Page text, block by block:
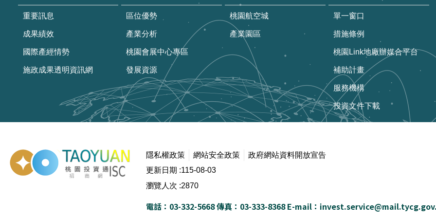
重要訊息
成果績效
國際產經情勢
施政成果透明資訊網
區位優勢
產業分析
桃園會展中心專區
發展資源
桃園航空城
產業園區
單一窗口
措施條例
桃園Link地廠辦媒合平台
補助計畫
服務機構
投資文件下載
隱私權政策 網站安全政策
政府網站資料開放宣告
更新日期
115-08-03
瀏覽人次 2870
投資通招商網
電話：03-332-5668 傳真：03-333-8368 E-mail：